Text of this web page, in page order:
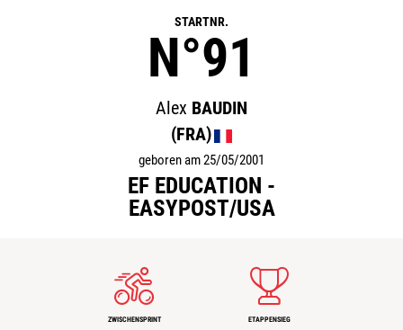
STARTNR.
N°91
Alex BAUDIN
(FRA)
geboren am 25/05/2001
EF EDUCATION -
EASYPOST/USA
ZWISCHENSPRINT ETAPPENSIEG